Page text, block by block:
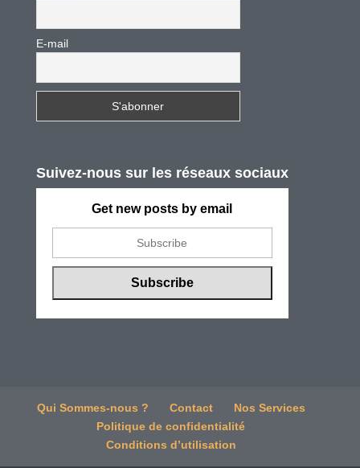
E-mail
Suivez-nous sur les réseaux sociaux
Get new posts by email
Qui Sommes-nous ? Contact
Nos Services
Politique de confidentialité
Conditions d’utilisation